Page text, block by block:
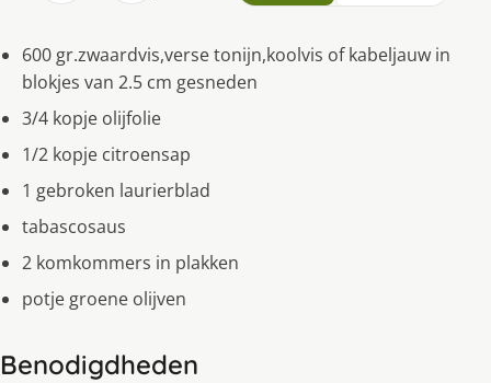
600 gr.zwaardvis,verse tonijn,koolvis of kabeljauw in
blokjes van 2.5 cm gesneden
3/4 kopje olijfolie
1/2 kopje citroensap
1 gebroken laurierblad
tabascosaus
2 komkommers in plakken
potje groene olijven
Benodigdheden